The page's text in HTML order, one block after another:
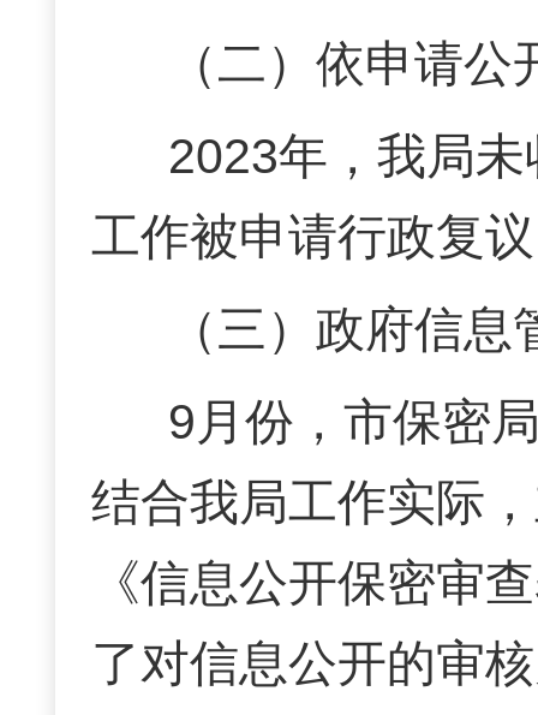
（二）依申请公
2023年，我局
工作被申请行政复
（三）政府信息
9月份， 市保密
结合我局工作实际
《信息公开保密审
了对信息公开的审